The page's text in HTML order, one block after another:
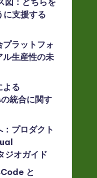
に支援する
ラットフォ
ル生産性の未
よる
統合に関す
プロダクト
オガイド
と